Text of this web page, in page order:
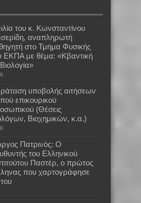
του κ. Κωνσταντίνου
αναπληρωτή
στο Τμήμα Φυσικής
ΕΚΠΑ με θέμα: «Κβαντική
υποβολής αιτήσεων
επικουρικού
(Θέσεις
Βιοχημικών, κ.α.)
Πατρινός: Ο
του Ελληνικού
Παστέρ, ο πρώτος
που χαρτογράφησε